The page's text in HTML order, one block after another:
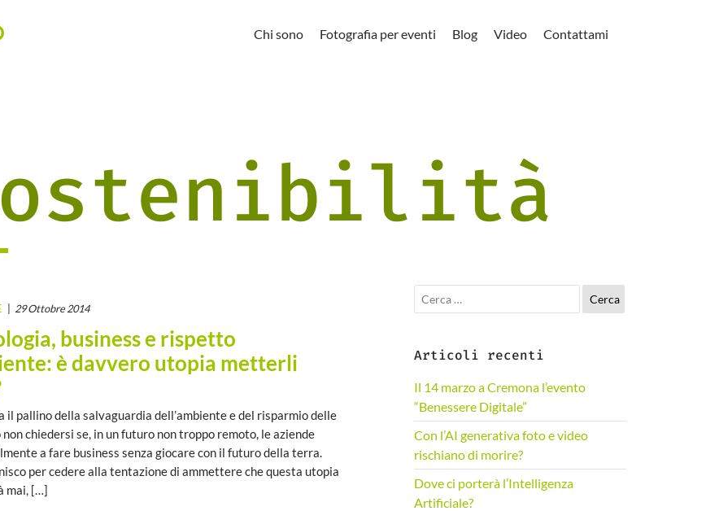
Chi sono Fotografia per eventi Blog Video Contattami
29 Ottobre 2014
business e rispetto
è davvero utopia metterli
il pallino della salvaguardia dell’ambiente e del risparmio delle
non chiedersi se, in un futuro non troppo remoto, le aziende
a fare business senza giocare con il futuro della terra.
per cedere alla tentazione di ammettere che questa utopia
mai, […]
i
e
c
a
p
e
r
:
Articoli recenti
Il 14 marzo a Cremona l’evento
“Benessere Digitale”
Con l’AI generativa foto e video
rischiano di morire?
Dove ci porterà l’Intelligenza
Artificiale?